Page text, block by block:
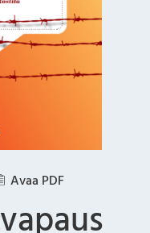
Avaa PDF